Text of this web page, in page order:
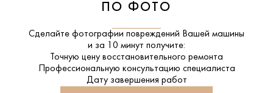
ПО ФОТО
Сделайте фотографии повреждений Вашей машины
и за
10 минут получите:
Точную цену восстановительного ремонта
Профессиональную консультацию специалиста
Дату завершения работ